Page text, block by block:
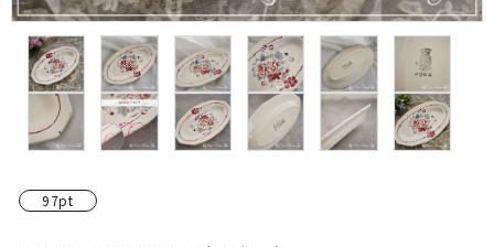
デコレーション材料
道具類
基本材料
97pt